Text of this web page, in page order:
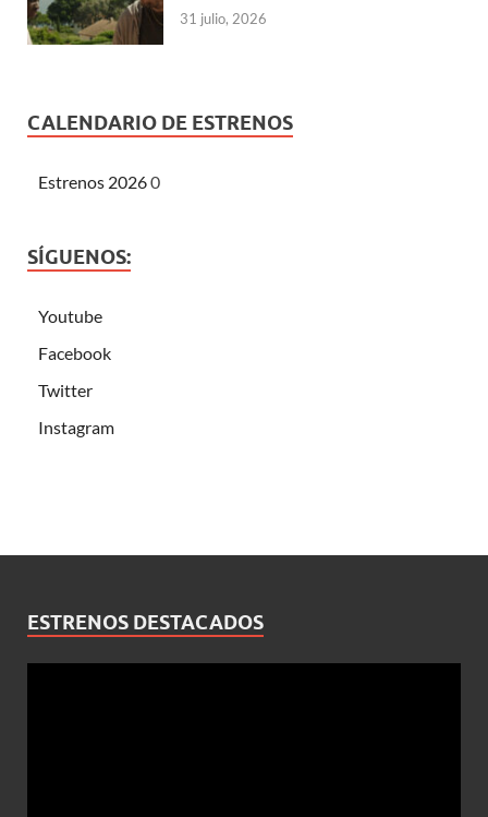
31 julio, 2026
CALENDARIO DE ESTRENOS
Estrenos 20260
SÍGUENOS:
Youtube
Facebook
Twitter
Instagram
ESTRENOS DESTACADOS